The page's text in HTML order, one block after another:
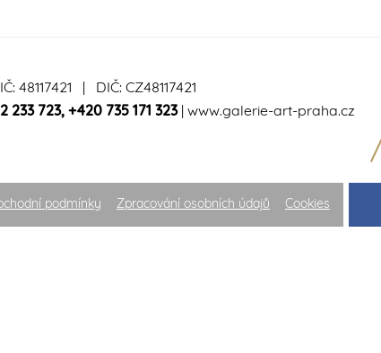
| DIČ: CZ48117421
233 723, +420 735 171 323| www.galerie-art-praha.cz
podmínky Zpracování osobních údajů Cookies